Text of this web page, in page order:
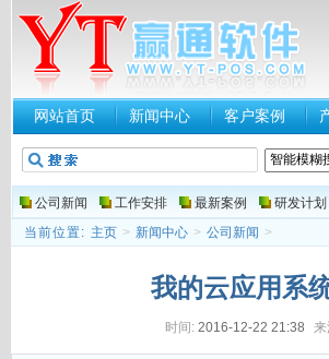
网站首页 新闻中心 客户案例
公司新闻 工作安排 最新案例 研发计划
当前位置: 主页 > 新闻中心 > 公司新闻 >
我的云应用系
时间: 2016-12-22 21:38 来